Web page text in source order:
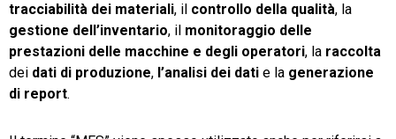
tracciabilità dei materiali, il controllo della qualità, la
gestione dell’inventario, il monitoraggio delle
prestazioni delle macchine e degli operatori, la raccolta
dei dati di produzione, l’analisi dei dati e la generazione
di report.